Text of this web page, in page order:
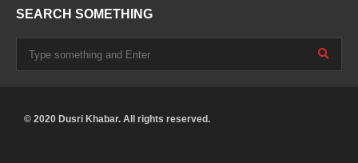
SEARCH SOMETHING
© 2020 Dusri Khabar. All rights reserved.